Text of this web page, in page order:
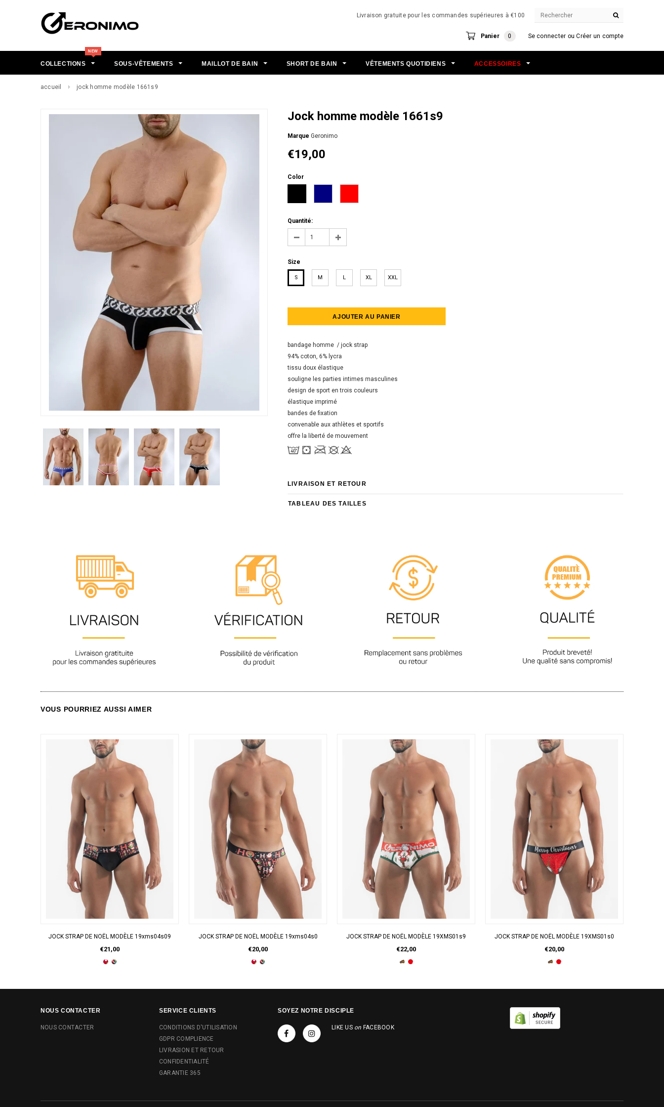
Livraison gratuite pour les commandes supérieures à €100
Se connecter ou Créer un compte
Panier 0
COLLECTIONS SOUS-VÊTEMENTS MAILLOT DE BAIN SHORT DE BAIN VÊTEMENTS QUOTIDIENS ACCESSOIRES
accueil jock homme modèle 1661s9
Jock homme modèle 1661s9
Мarque Geronimo
€19,00
Color
Quantité:
Size
S M L XL XXL
bandage homme / jock strap
94% coton, 6% lycra
tissu doux élastique
souligne les parties intimes masculines
design de sport en trois couleurs
élastique imprimé
bandes de fixation
convеnable aux athlètes et sportifs
offre la liberté de mouvement
LIVRAISON ET RETOUR
TABLEAU DES TAILLES
VOUS POURRIEZ AUSSI AIMER
APERÇU RAPIDE
JOCK STRAP DE NOËL MODÈLE 19xms04s09
€21,00
APERÇU RAPIDE
JOCK STRAP DE NOËL MODÈLE 19xms04s0
€20,00
APERÇU RAPIDE
JOCK STRAP DE NOËL MODÈLE 19XMS01s9
€22,00
APERÇU RAPIDE
JOCK STRAP DE NOËL MODÈLE 19XMS01s0
€20,00
NOUS CONTACTER
NOUS CONTACTER
SERVICE CLIENTS
CONDITIONS D'UTILISATION
GDPR COMPLIENCE
LIVRASION ET RETOUR
CONFIDENTIALITÉ
GARANTIE 365
SOYEZ NOTRE DISCIPLE
LIKE US on FACEBOOK